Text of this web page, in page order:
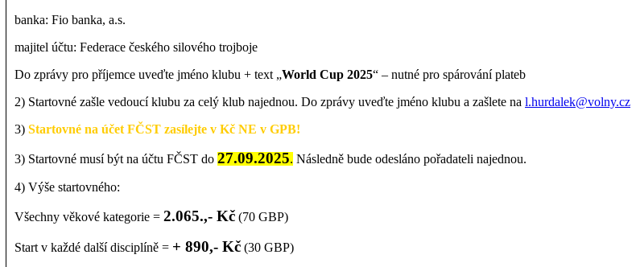
banka: Fio banka, a.s.
majitel účtu: Federace českého silového trojboje
Do zprávy pro příjemce uveďte jméno klubu + text „World Cup 2025“ – nutné pro spárování plateb
2) Startovné zašle vedoucí klubu za celý klub najednou. Do zprávy uveďte jméno klubu a zašlete na l.hurdalek@volny.cz
3) Startovné na účet FČST zasílejte v Kč NE v GPB!
3) Startovné musí být na účtu FČST do 27.09.2025. Následně bude odesláno pořadateli najednou.
4) Výše startovného:
Všechny věkové kategorie = 2.065.,- Kč (70 GBP)
Start v každé další disciplíně = + 890,- Kč (30 GBP)